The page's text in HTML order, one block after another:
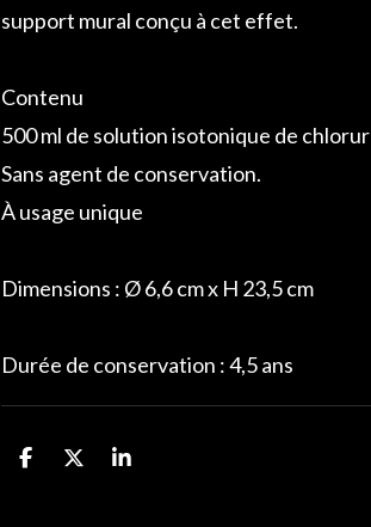
support mural conçu à cet effet.
Contenu
500 ml de solution isotonique de
Sans agent de conservation.
À usage unique
Dimensions : Ø 6,6 cm x H 23,5 cm
Durée de conservation : 4,5 ans
P
P
P